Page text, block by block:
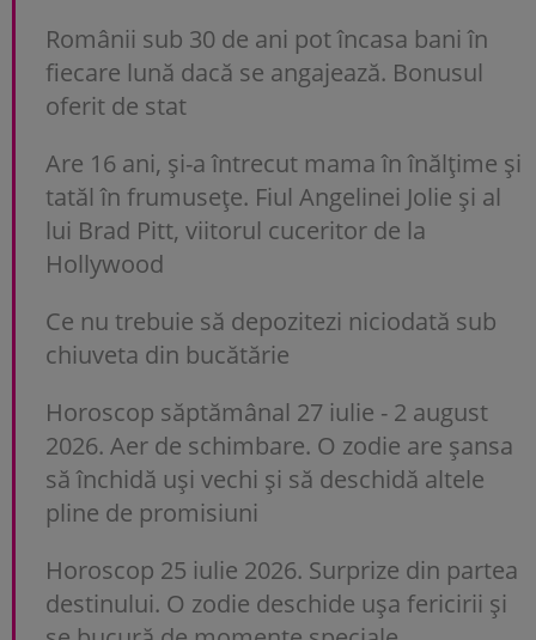
Românii sub 30 de ani pot încasa bani în
fiecare lună dacă se angajează. Bonusul
oferit de stat
Are 16 ani, și-a întrecut mama în înălțime și
tatăl în frumusețe. Fiul Angelinei Jolie și al
lui Brad Pitt, viitorul cuceritor de la
Hollywood
Ce nu trebuie să depozitezi niciodată sub
chiuveta din bucătărie
Horoscop săptămânal 27 iulie - 2 august
2026. Aer de schimbare. O zodie are șansa
să închidă uși vechi și să deschidă altele
pline de promisiuni
Horoscop 25 iulie 2026. Surprize din partea
destinului. O zodie deschide ușa fericirii și